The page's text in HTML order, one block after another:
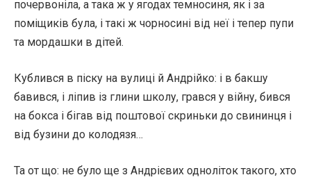
почервоніла, а така ж у ягодах темносиня, як і за
поміщиків була, і такі ж чорносині від неї і тепер пупи
та мордашки в дітей.
Кублився в піску на вулиці й Андрійко: і в бакшу
бавився, і ліпив із глини школу, грався у війну, бився
на бокса і бігав від поштової скриньки до свининця і
від бузини до колодязя…
Та от що: не було ще з Андрієвих одноліток такого, хто